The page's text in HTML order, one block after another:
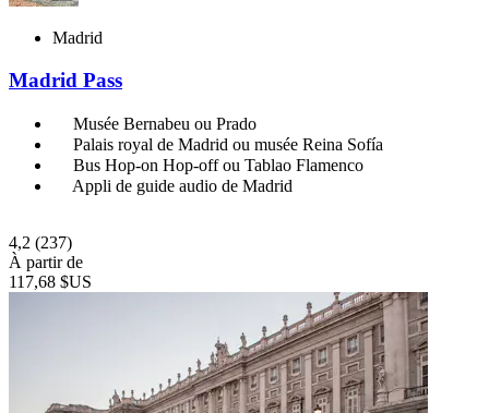
Madrid
Madrid Pass
Musée Bernabeu ou Prado
Palais royal de Madrid ou musée Reina Sofía
Bus Hop-on Hop-off ou Tablao Flamenco
Appli de guide audio de Madrid
4,2 (237)
À partir de
117,68 $US